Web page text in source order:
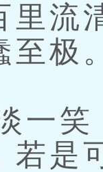
里流
至极
笑
若是